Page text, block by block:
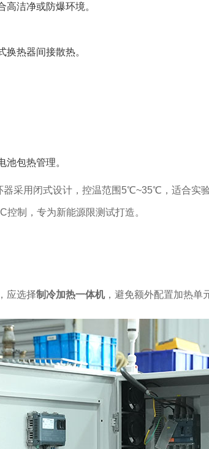
高洁净或防爆环境。
换热器间接散热。
池包热管理。
器采用闭式设计，控温范围5℃~35℃，适合实
制，专为新能源限测试打造。
应选择制冷加热一体机，避免额外配置加热单